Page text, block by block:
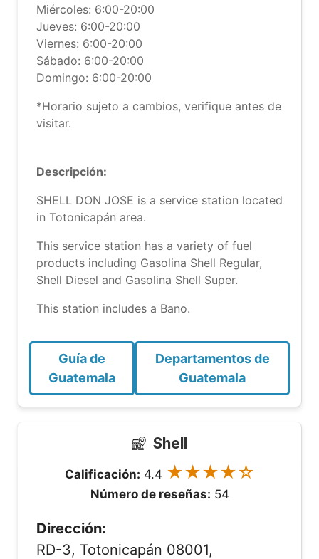
Miércoles: 6:00-20:00
Jueves: 6:00-20:00
Viernes: 6:00-20:00
Sábado: 6:00-20:00
Domingo: 6:00-20:00
*Horario sujeto a cambios, verifique antes de
visitar.
Descripción:
SHELL DON JOSE is a service station located
in Totonicapán area.
This service station has a variety of fuel
products including Gasolina Shell Regular,
Shell Diesel and Gasolina Shell Super.
This station includes a Bano.
Guía de
Guatemala
Departamentos de
Guatemala
Shell
Calificación: 4.4 ★★★★☆
Número de reseñas: 54
Dirección:
RD-3, Totonicapán 08001,